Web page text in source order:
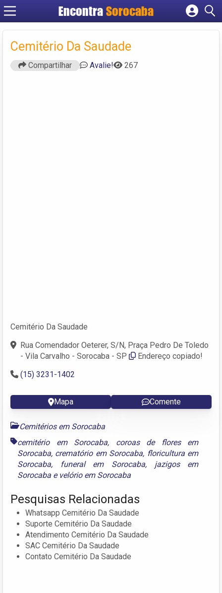
EncontraSorocaba
Cadastrar empresa
Criar conta
Cemitério Da Saudade
Compartilhar Avalie! 267
Cemitério Da Saudade
Rua Comendador Oeterer, S/N, Praça Pedro De Toledo
- Vila Carvalho - Sorocaba - SP
Endereço copiado!
(15) 3231-1402
Mapa Comente
Cemitérios em Sorocaba
cemitério em Sorocaba, coroas de flores em
Sorocaba, crematório em Sorocaba, floricultura em
Sorocaba, funeral em Sorocaba, jazigos em
Sorocaba e velório em Sorocaba
Pesquisas Relacionadas
Whatsapp Cemitério Da Saudade
Suporte Cemitério Da Saudade
Atendimento Cemitério Da Saudade
SAC Cemitério Da Saudade
Contato Cemitério Da Saudade